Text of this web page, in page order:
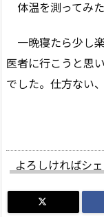
体温を測ってみ
一晩寝たら少し
医者に行こうと思
でした。仕方ない
よろしければシ